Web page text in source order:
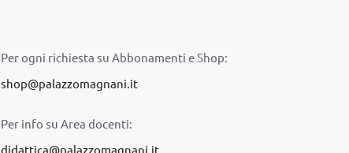
Per ogni richiesta su Abbonamenti e Shop:
shop@palazzomagnani.it
Per info su Area docenti:
didattica@palazzomagnani.it